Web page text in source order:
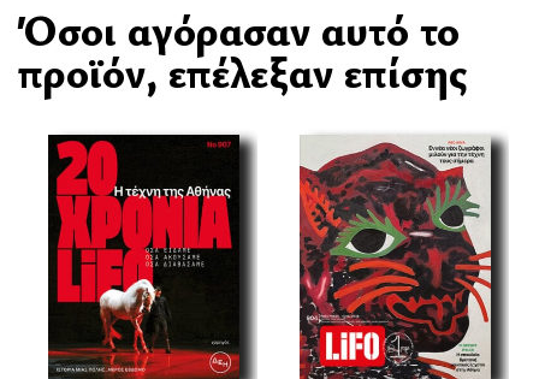
Όσοι αγόρασαν αυτό το
προϊόν, επέλεξαν επίσης